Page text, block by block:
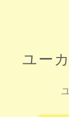
ユー